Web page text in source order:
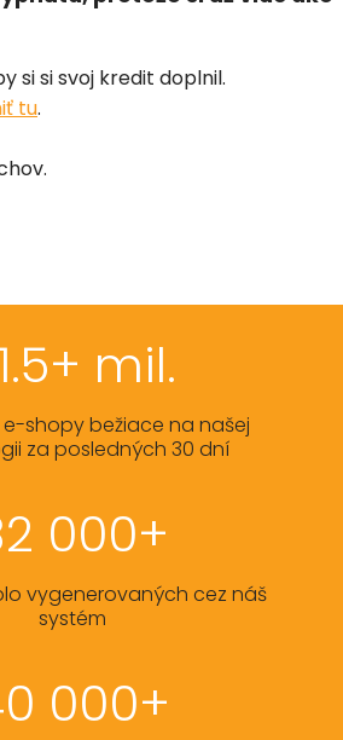
si si svoj kredit doplnil.
tu.
mil.
e-shopy bežiace na našej
za posledných 30 dní
000+
vygenerovaných cez náš
systém
000+